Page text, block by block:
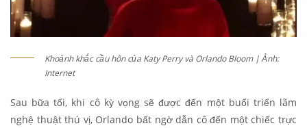
Khoảnh khắc cầu hôn của Katy Perry và Orlando Bloom | Ảnh:
Internet
Sau bữa tối, khi cô kỳ vọng sẽ được đến một buổi triển lãm
nghệ thuật thú vị, Orlando bất ngờ dẫn cô đến một chiếc trực